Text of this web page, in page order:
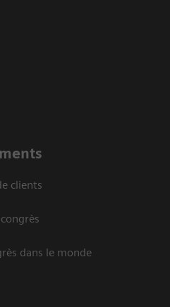
clients
dans le monde